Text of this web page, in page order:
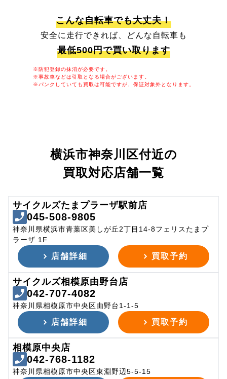
こんな自転車でも大丈夫！
安全に走行できれば、どんな自転車も
最低500円で買い取ります
※防犯登録の抹消が必要です。
※事故車などは引取となる場合がございます。
※パンクしていても買取は可能ですが、保証対象外となります。
横浜市神奈川区付近の
買取対応店舗一覧
サイクルズたまプラーザ駅前店
045-508-9805
神奈川県横浜市青葉区美しが丘2丁目14-8フェリスたまプ
ラーザ 1F
店舗詳細 買取予約
サイクルズ相模原由野台店
042-707-4082
神奈川県相模原市中央区由野台1-1-5
店舗詳細 買取予約
相模原中央店
042-768-1182
神奈川県相模原市中央区東淵野辺5-5-15